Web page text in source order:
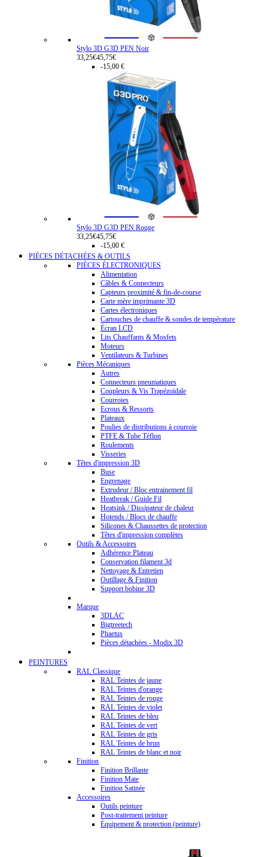
Stylo 3D G3D PEN Noir
33,25€45,75€
-15,00 €
Stylo 3D G3D PEN Rouge
33,25€45,75€
-15,00 €
PIÈCES DÉTACHÉES & OUTILS
PIÈCES ÉLECTRONIQUES
Alimentation
Câbles & Connecteurs
Capteurs proximité & fin-de-course
Carte mère imprimante 3D
Cartes électroniques
Cartouches de chauffe & sondes de température
Écran LCD
Lits Chauffants & Mosfets
Moteurs
Ventilateurs & Turbines
Pièces Mécaniques
Autres
Connecteurs pneumatiques
Coupleurs & Vis Trapézoïdale
Courroies
Ecrous & Ressorts
Plateaux
Poulies de distributions à courroie
PTFE & Tube Téflon
Roulements
Visseries
Têtes d'impression 3D
Buse
Engrenage
Extrudeur / Bloc entrainement fil
Heatbreak / Guide Fil
Heatsink / Dissipateur de chaleur
Hotends / Blocs de chauffe
Silicones & Chaussettes de protection
Têtes d'impression complètes
Outils & Accessoires
Adhérence Plateau
Conservation filament 3d
Nettoyage & Entretien
Outillage & Finition
Support bobine 3D
Marque
3DLAC
Bigtreetech
Phaetus
Pièces détachées - Modix 3D
PEINTURES
RAL Classique
RAL Teintes de jaune
RAL Teintes d'orange
RAL Teintes de rouge
RAL Teintes de violet
RAL Teintes de bleu
RAL Teintes de vert
RAL Teintes de gris
RAL Teintes de brun
RAL Teintes de blanc et noir
Finition
Finition Brillante
Finition Mate
Finition Satinée
Accessoires
Outils peinture
Post-traitement peinture
Équipement & protection (peinture)